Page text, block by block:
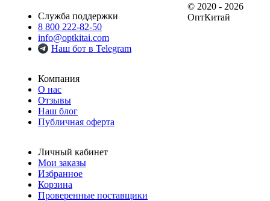
Служба поддержки
8 800 222-82-50
info@optkitai.com
Наш бот в Telegram
Компания
О нас
Отзывы
Наш блог
Публичная оферта
Личный кабинет
Мои заказы
Избранное
Корзина
Проверенные поставщики
© 2020 - 2026
ОптКитай